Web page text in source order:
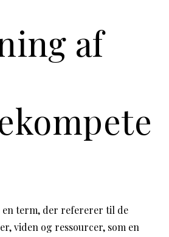
af
en term, der refererer til de
viden og ressourcer, som en